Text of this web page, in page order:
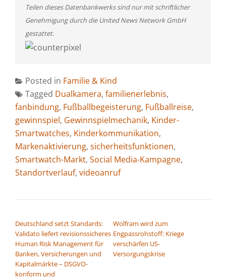
Teilen dieses Datenbankwerks sind nur mit schriftlicher
Genehmigung durch die United News Network GmbH
gestattet.
Posted in Familie & Kind
Tagged Dualkamera, familienerlebnis,
fanbindung, Fußballbegeisterung, Fußballreise,
gewinnspiel, Gewinnspielmechanik, Kinder-
Smartwatches, Kinderkommunikation,
Markenaktivierung, sicherheitsfunktionen,
Smartwatch-Markt, Social Media-Kampagne,
Standortverlauf, videoanruf
Deutschland setzt Standards:
Validato liefert revisionssicheres
Human Risk Management für
Banken, Versicherungen und
Kapitalmärkte – DSGVO-
konform und
Wolfram wird zum
Engpassrohstoff: Kriege
verschärfen US-
Versorgungskrise